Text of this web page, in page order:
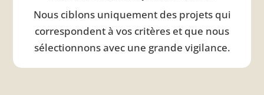
Nous ciblons uniquement des projets qui
correspondent à vos critères et que nous
sélectionnons avec une grande vigilance.